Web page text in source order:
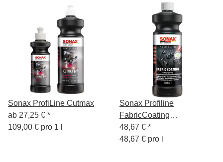
Sonax ProfiLine Cutmax
ab 27,25 € *
109,00 € pro 1 l
Sonax Profiline
FabricCoating
Cabrioverdeck- & Textil
Imprägnierung 1L
48,67 € *
48,67 € pro l